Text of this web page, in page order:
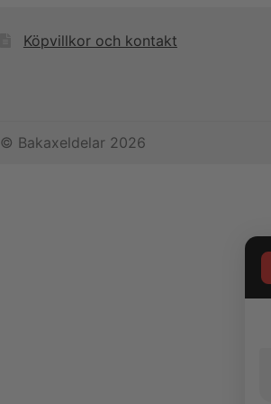
Köpvillkor och kontakt
© Bakaxeldelar 2026